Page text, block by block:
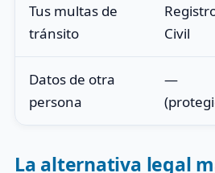
Tus multas de
tránsito
Civil
Datos de otra
persona
—
La alternativa legal